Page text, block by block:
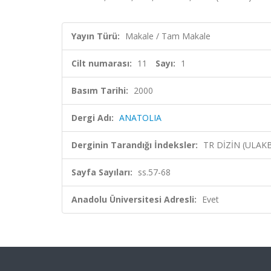
Yayın Türü: Makale / Tam Makale
Cilt numarası: 11 Sayı: 1
Basım Tarihi: 2000
Dergi Adı: ANATOLIA
Derginin Tarandığı İndeksler: TR DİZİN
Sayfa Sayıları: ss.57-68
Anadolu Üniversitesi Adresli: Evet